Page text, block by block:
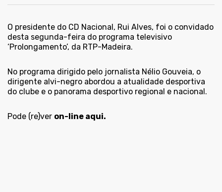
O presidente do CD Nacional, Rui Alves, foi o convidado
desta segunda-feira do programa televisivo
‘Prolongamento’, da RTP-Madeira.
No programa dirigido pelo jornalista Nélio Gouveia, o
dirigente alvi-negro abordou a atualidade desportiva
do clube e o panorama desportivo regional e nacional.
Pode (re)ver on-line aqui.